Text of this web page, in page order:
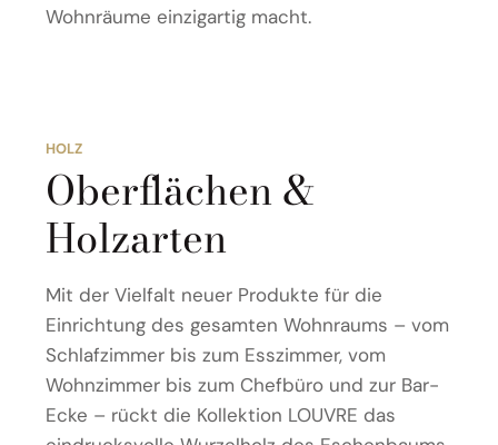
Wohnräume einzigartig macht.
HOLZ
Oberflächen &
Holzarten
Mit der Vielfalt neuer Produkte für die
Einrichtung des gesamten Wohnraums – vom
Schlafzimmer bis zum Esszimmer, vom
Wohnzimmer bis zum Chefbüro und zur Bar-
Ecke – rückt die Kollektion LOUVRE das